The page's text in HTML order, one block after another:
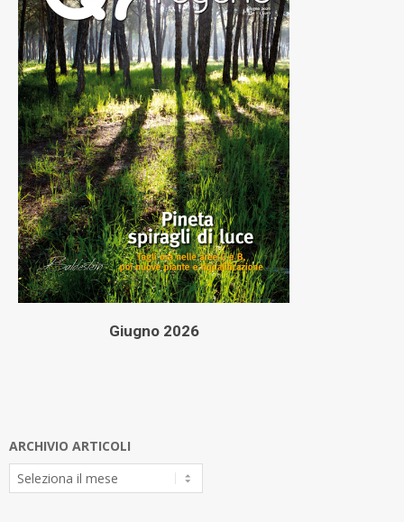
Giugno 2026
ARCHIVIO ARTICOLI
Archivio
Articoli